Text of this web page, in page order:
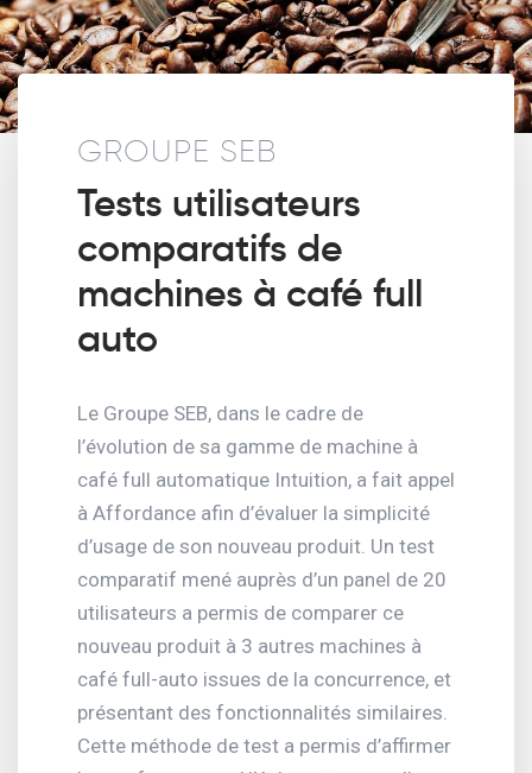
GROUPE SEB
Tests utilisateurs
comparatifs de
machines à café full
auto
Le Groupe SEB, dans le cadre de
l’évolution de sa gamme de machine à
café full automatique Intuition, a fait appel
à Affordance afin d’évaluer la simplicité
d’usage de son nouveau produit. Un test
comparatif mené auprès d’un panel de 20
utilisateurs a permis de comparer ce
nouveau produit à 3 autres machines à
café full-auto issues de la concurrence, et
présentant des fonctionnalités similaires.
Cette méthode de test a permis d’affirmer